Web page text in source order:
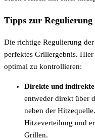
Tipps zur
Die richtige Regulierung
perfektes Grillergebnis.
optimal zu kontrollieren:
Direkte und
entweder direkt über
neben der
Hitzeverteilung und
Grillen.